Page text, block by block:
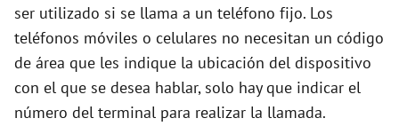
ser utilizado si se llama a un teléfono fijo. Los
teléfonos móviles o celulares no necesitan un código
de área que les indique la ubicación del dispositivo
con el que se desea hablar, solo hay que indicar el
número del terminal para realizar la llamada.